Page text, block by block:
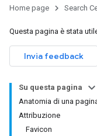
Home page Search
Questa pagina è stata
Invia feedback
Su questa pagina
Anatomia di una
Attribuzione
Favicon